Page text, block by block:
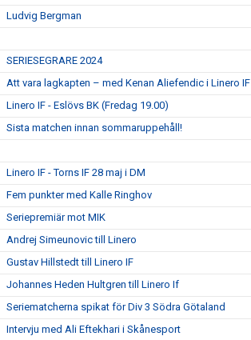
Ludvig Bergman
SERIESEGRARE 2024
Att vara lagkapten – med Kenan Aliefendic i Linero IF
Linero IF - Eslövs BK (Fredag 19.00)
Sista matchen innan sommaruppehåll!
Linero IF - Torns IF 28 maj i DM
Fem punkter med Kalle Ringhov
Seriepremiär mot MIK
Andrej Simeunovic till Linero
Gustav Hillstedt till Linero IF
Johannes Heden Hultgren till Linero If
Seriematcherna spikat för Div 3 Södra Götaland
Intervju med Ali Eftekhari i Skånesport